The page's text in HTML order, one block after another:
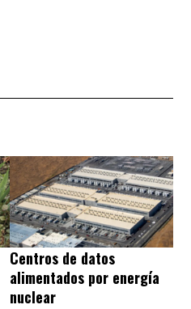
Centros de datos
alimentados por energía
nuclear